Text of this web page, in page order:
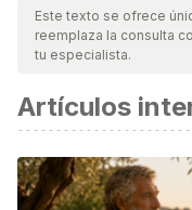
nuestro equipo, para
vigencia y validez.La
científica.
SwBT5-
Este texto se ofrece
reemplaza la consulta
tu especialista.
Artículos